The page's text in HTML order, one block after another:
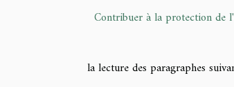
Contribuer à la protection de
la lecture des paragraphes